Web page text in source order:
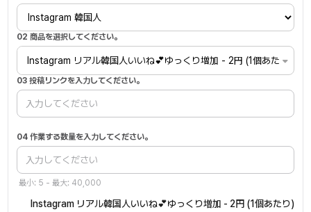
02 商品を選択してください。
Instagram リアル韓国人いいね💕ゆっくり増加 - 2円 (1個あたり)
03 投稿リンクを入力してください。
04 作業する数量を入力してください。
最小: 5 - 最大: 40,000
Instagram リアル韓国人いいね💕ゆっくり増加 - 2円 (1個あたり)